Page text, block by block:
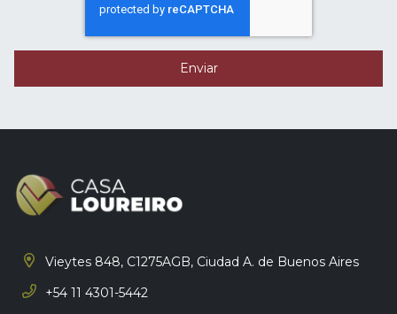
Enviar
Vieytes 848, C1275AGB, Ciudad A. de Buenos Aires
+54 11 4301-5442